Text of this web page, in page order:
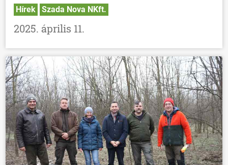
Hírek Szada Nova NKft.
2025. április 11.